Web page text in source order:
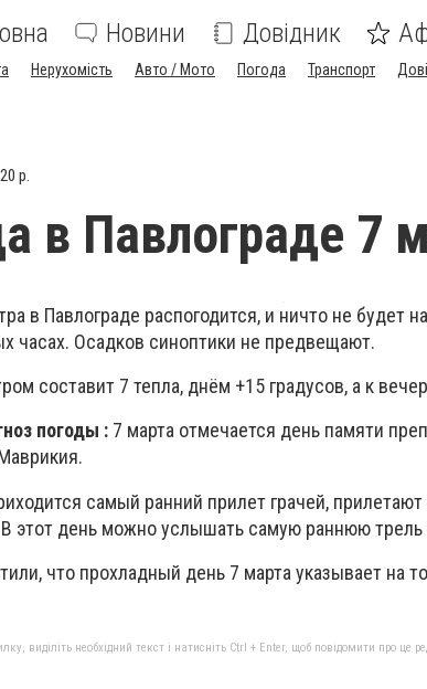
Новини Довідник
Нерухомість Авто / Мото Погода Транспорт
р.
в Павлограде 7
в Павлограде распогодится, и ничто не будет
часах. Осадков синоптики не предвещают.
составит 7 тепла, днём +15 градусов, а к
погоды : 7 марта отмечается день памяти
самый ранний прилет грачей,
этот день можно услышать самую раннюю трель
что прохладный день 7 марта указывает на
виділіть необхідний текст і натисніть Ctrl + Enter, щоб повідомити про це